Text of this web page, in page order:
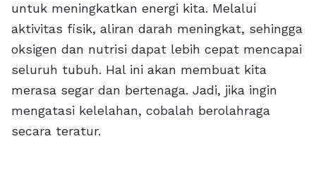
untuk meningkatkan energi kita. Melalui
aktivitas fisik, aliran darah meningkat, sehingga
oksigen dan nutrisi dapat lebih cepat mencapai
seluruh tubuh. Hal ini akan membuat kita
merasa segar dan bertenaga. Jadi, jika ingin
mengatasi kelelahan, cobalah berolahraga
secara teratur.